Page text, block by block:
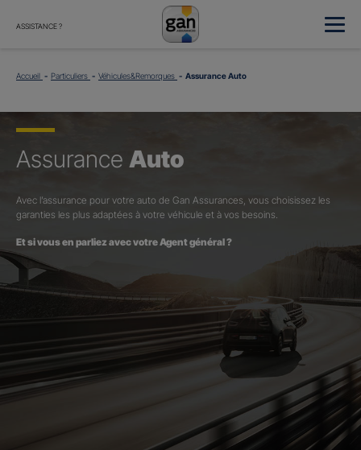
ASSISTANCE ?
Accueil Particuliers Véhicules&Remorques Assurance Auto
Assurance Auto
Avec l’assurance pour votre auto de Gan Assurances, vous choisissez les
garanties les plus adaptées à votre véhicule et à vos besoins.
Et si vous en parliez avec votre Agent général ?